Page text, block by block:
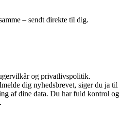
– sendt direkte til dig.
og privatlivspolitik.
dig nyhedsbrevet, siger du ja til
af dine data. Du har fuld kontrol og